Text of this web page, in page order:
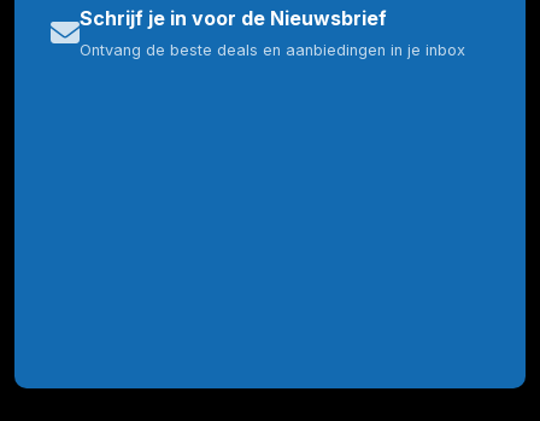
Schrijf je in voor de Nieuwsbrief
Ontvang de beste deals en aanbiedingen in je inbox